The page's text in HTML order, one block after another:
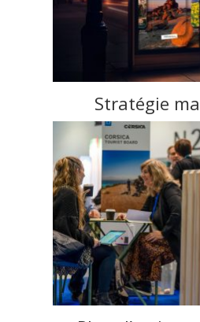
Stratégie